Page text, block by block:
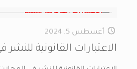
أغسطس 5, 2024
الاعتبارات القانونية